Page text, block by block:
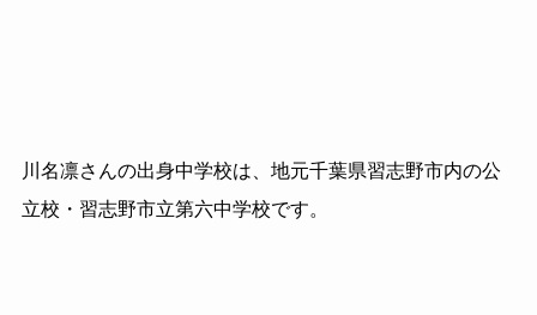
川名凛さんの出身中学校は、地元千葉県習志野市内の公
立校・習志野市立第六中学校です。